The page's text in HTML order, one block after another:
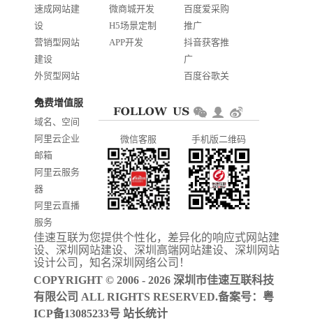
速成网站建
设
营销型网站
建设
外贸型网站
商城网站开
发
门户信息平
台开发
微商城开发
H5场景定制
APP开发
百度爱采购
推广
抖音获客推
广
百度谷歌关
AI智能发布
免费增值服务
域名、空间
阿里云企业
邮箱
阿里云服务
器
阿里云直播
服务
阿里云ICP备
案
微信客服 手机版二维码
佳速互联为您提供个性化，差异化的响应式网站建
设、 深圳网站建设、 深圳高端网站建设、 深圳网站
设计公司 ，知名深圳网络公司 ！
COPYRIGHT © 2006 - 2026 深圳市佳速互联科技
有限公司 ALL RIGHTS RESERVED.备案号： 粤
ICP备13085233号 站长统计